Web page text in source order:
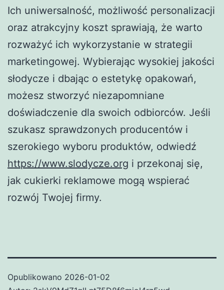
Ich uniwersalność, możliwość personalizacji
oraz atrakcyjny koszt sprawiają, że warto
rozważyć ich wykorzystanie w strategii
marketingowej. Wybierając wysokiej jakości
słodycze i dbając o estetykę opakowań,
możesz stworzyć niezapomniane
doświadczenie dla swoich odbiorców. Jeśli
szukasz sprawdzonych producentów i
szerokiego wyboru produktów, odwiedź
https://www.slodycze.org i przekonaj się,
jak cukierki reklamowe mogą wspierać
rozwój Twojej firmy.
Opublikowano 2026-01-02